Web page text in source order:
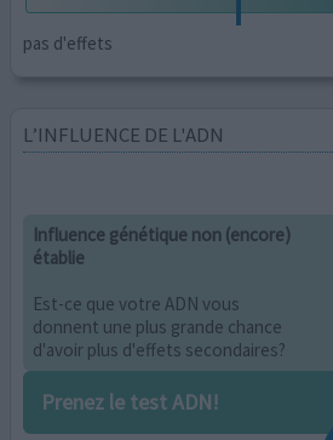
pas d'effets
L’INFLUENCE DE L'ADN
Influence génétique non (encore)
établie
Est-ce que votre ADN vous
donnent une plus grande chance
d'avoir plus d'effets secondaires?
Prenez le test ADN!